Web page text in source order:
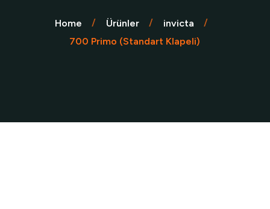
Home Ürünler
invicta
700 Primo (Standart Klapeli)